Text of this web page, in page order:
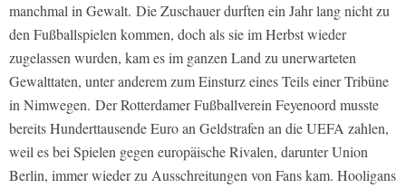
manchmal in Gewalt. Die Zuschauer durften ein Jahr lang nicht zu
den Fußballspielen kommen, doch als sie im Herbst wieder
zugelassen wurden, kam es im ganzen Land zu unerwarteten
Gewalttaten, unter anderem zum Einsturz eines Teils einer Tribüne
in Nimwegen. Der Rotterdamer Fußballverein Feyenoord musste
bereits Hunderttausende Euro an Geldstrafen an die UEFA zahlen,
weil es bei Spielen gegen europäische Rivalen, darunter Union
Berlin, immer wieder zu Ausschreitungen von Fans kam. Hooligans